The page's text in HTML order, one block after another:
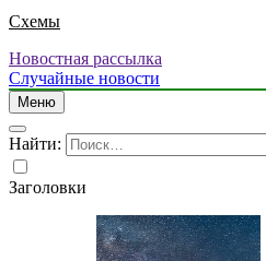
Схемы
Новостная рассылка
Случайные новости
Меню
Найти:
Заголовки